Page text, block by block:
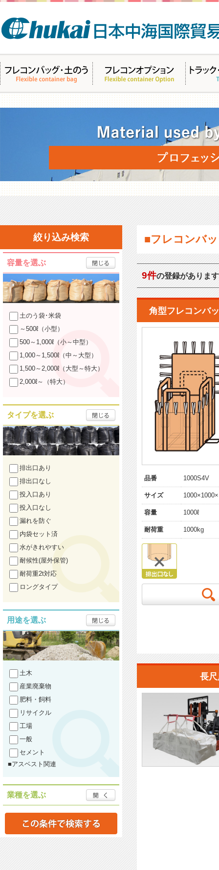
絞り込み検索
容量を選ぶ
土のう袋･米袋
～500ℓ（小型）
500～1,000ℓ（小～中型）
1,000～1,500ℓ（中～大型）
1,500～2,000ℓ（大型～特大）
2,000ℓ～（特大）
タイプを選ぶ
排出口あり
排出口なし
投入口あり
投入口なし
漏れを防ぐ
内袋セット済
水がきれやすい
耐候性(屋外保管)
耐荷重2t対応
ロングタイプ
用途を選ぶ
土木
産業廃棄物
肥料・飼料
リサイクル
工場
一般
セメント
■アスベスト関連
業種を選ぶ
■フレコンバ
9件の登録がありま
角型フレコンバ
品番 1000S4V
サイズ
容量 1000ℓ
耐荷重 1000kg
長